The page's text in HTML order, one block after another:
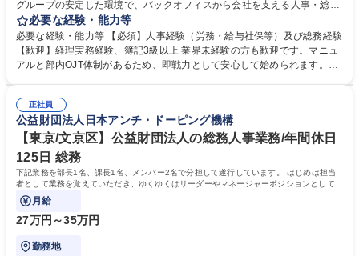
グループの安定した環境で、バックオフィスから会社を支える人事・総務
をお任せします。 労務と総務の業務をバランスよく担当し、ゆくゆくは制
度改定などのコア業務にも挑戦できる、やりがいある環境です。 ■勤怠管
理、給与計算、社会保険手続き、年末調整等の労務管理全般 ■入退社手続
き、社内規定の改定や人事制度改定などのコア業務 ■社内イベントの企画
でも質問・相談できる環境が整っているため、安心して成長できます。 募
集職種 【森ビルG】人事・総務◆賞与5ヶ月◆年休120日◆残業少なめ◆
リモート可
必要な経験・能力等
必要な経験・能力等 【必須】人事経験（労務・給与社保等）及び総務経験
【歓迎】経理実務経験、簿記3級以上 業界未経験の方も歓迎です。マニュ
アルと部内OJT体制があるため、即戦力として安心して始められます。
務に挑戦できるため、自身の成長と組織への貢献度をダイレクトに実感で
きます。 残業少なめ、週1日リモート可など、ワークライフバランスを保
ち長期活躍できる環境です。 「これまでの幅広い経験を活かし、長期的な
キャリアを築きたい」という前向きな意欲と挑戦を全力で応援します。 学
歴・資格 学歴：大学院 大学 高専 短大 専修学校 高校 語学力： 資格：日商
簿記検定1級 日商簿記検定2級 日商簿記検定3級
正社員
公益財団法人日本アンチ・ドーピング機構
【東京/文京区】公益財団法人の総務人事業務/年間休日
125日 総務
下記業務を部長1名、課長1名、メンバー2名で分担して遂行しています。 はじめは担当
者として業務を覚えていただき、ゆくゆくはリーダーやマネージャーポジションとして活
躍いただくことを期待しています。
月給
27万円～35万円
勤務地